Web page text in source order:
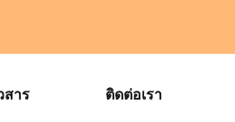
สาร ติดต่อเรา